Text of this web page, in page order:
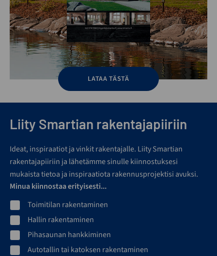
LATAA TÄSTÄ
Liity Smartian rakentajapiiriin
Ideat, inspiraatiot ja vinkit rakentajalle. Liity Smartian
rakentajapiiriin ja lähetämme sinulle kiinnostuksesi
mukaista tietoa ja inspiraatiota rakennusprojektisi avuksi.
Minua kiinnostaa erityisesti...
Toimitilan rakentaminen
Hallin rakentaminen
Pihasaunan hankkiminen
Autotallin tai katoksen rakentaminen